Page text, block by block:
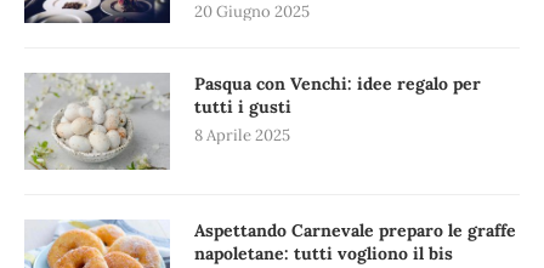
20 Giugno 2025
Pasqua con Venchi: idee regalo per
tutti i gusti
8 Aprile 2025
Aspettando Carnevale preparo le graffe
napoletane: tutti vogliono il bis